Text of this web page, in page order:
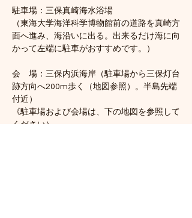
駐車場：三保真崎海水浴場
（東海大学海洋科学博物館前の道路を真崎方
面へ進み、海沿いに出る。出来るだけ海に向
かって左端に駐車がおすすめです。）
会　場：三保内浜海岸（駐車場から三保灯台
跡方向へ200m歩く（地図参照）。半島先端
付近）
《駐車場および会場は、下の地図を参照して
ください）